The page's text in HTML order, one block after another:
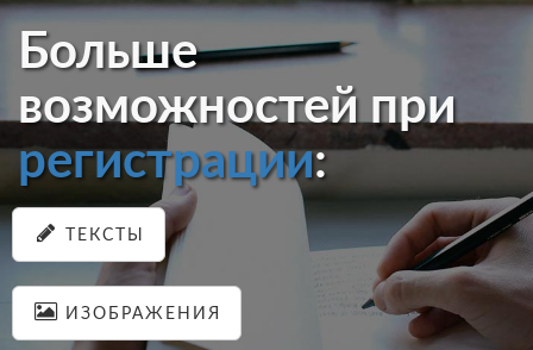
Больше
возможностей при
регистрации:
ТЕКСТЫ
ИЗОБРАЖЕНИЯ